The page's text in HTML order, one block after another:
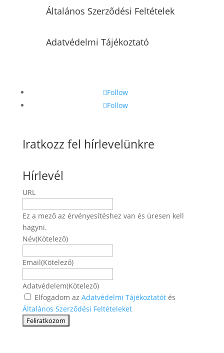
Általános Szerződési Feltételek
Adatvédelmi Tájékoztató
Follow
Follow
Iratkozz fel hírlevelünkre
Hírlevél
URL
Ez a mező az érvényesítéshez van és üresen kell
hagyni.
Név(Kötelező)
Email(Kötelező)
Adatvédelem(Kötelező)
Elfogadom az Adatvédelmi Tájékoztatótés
Általános Szerződési Feltételeket